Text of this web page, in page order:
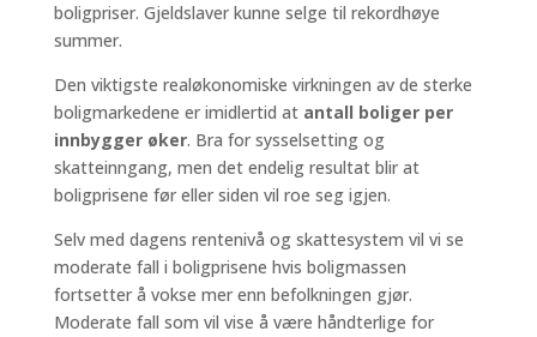
boligpriser. Gjeldslaver kunne selge til rekordhøye
summer.
Den viktigste realøkonomiske virkningen av de sterke
boligmarkedene er imidlertid at antall boliger per
innbygger øker. Bra for sysselsetting og
skatteinngang, men det endelig resultat blir at
boligprisene før eller siden vil roe seg igjen.
Selv med dagens rentenivå og skattesystem vil vi se
moderate fall i boligprisene hvis boligmassen
fortsetter å vokse mer enn befolkningen gjør.
Moderate fall som vil vise å være håndterlige for